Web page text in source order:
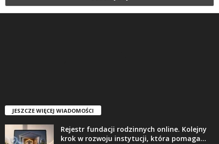
JESZCZE WIĘCEJ WIADOMOŚCI
Rejestr fundacji rodzinnych online. Kolejny
krok w rozwoju instytucji, która pomaga...